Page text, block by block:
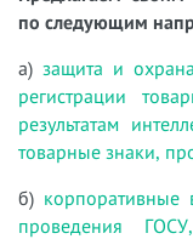
по следующим
а) защита и
регистрации
результатам
товарные знаки,
б)
проведения